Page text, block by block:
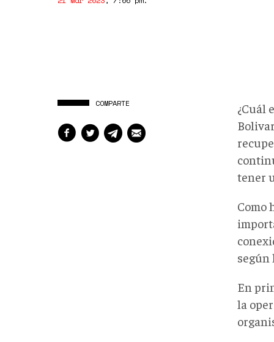
COMPARTE
¿Cuál
tener
Como
según
En
la